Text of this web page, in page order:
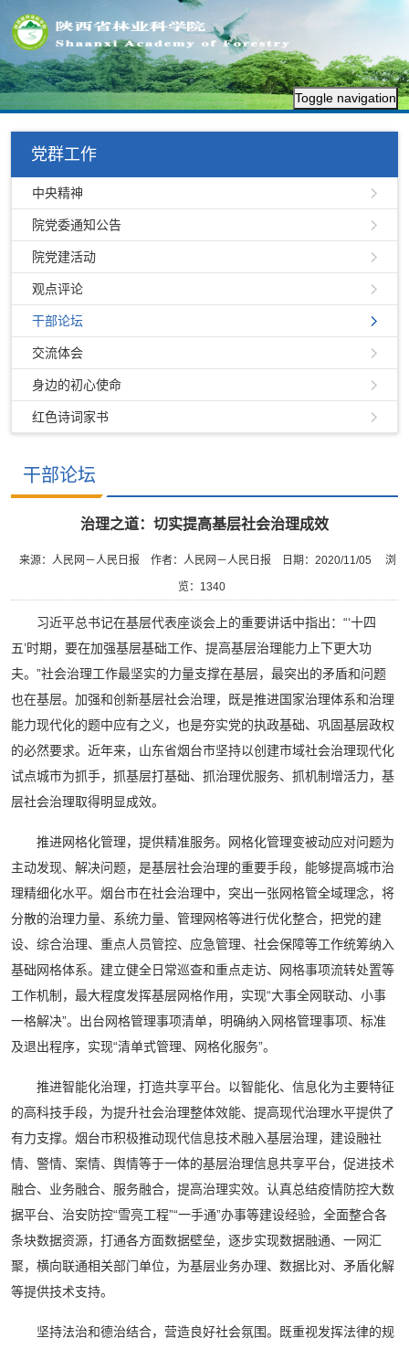
Toggle navigation
党群工作
中央精神
院党委通知公告
院党建活动
观点评论
干部论坛
交流体会
身边的初心使命
红色诗词家书
干部论坛
治理之道：切实提高基层社会治理成效
来源：人民网－人民日报 作者：人民网－人民日报 日期：2020/11/05 浏
览： 1340
习近平总书记在基层代表座谈会上的重要讲话中指出：“‘十四
五’时期，要在加强基层基础工作、提高基层治理能力上下更大功
夫。”社会治理工作最坚实的力量支撑在基层，最突出的矛盾和问题
也在基层。加强和创新基层社会治理，既是推进国家治理体系和治理
能力现代化的题中应有之义，也是夯实党的执政基础、巩固基层政权
的必然要求。近年来，山东省烟台市坚持以创建市域社会治理现代化
试点城市为抓手，抓基层打基础、抓治理优服务、抓机制增活力，基
层社会治理取得明显成效。
推进网格化管理，提供精准服务。网格化管理变被动应对问题为
主动发现、解决问题，是基层社会治理的重要手段，能够提高城市治
理精细化水平。烟台市在社会治理中，突出一张网格管全域理念，将
分散的治理力量、系统力量、管理网格等进行优化整合，把党的建
设、综合治理、重点人员管控、应急管理、社会保障等工作统筹纳入
基础网格体系。建立健全日常巡查和重点走访、网格事项流转处置等
工作机制，最大程度发挥基层网格作用，实现“大事全网联动、小事
一格解决”。出台网格管理事项清单，明确纳入网格管理事项、标准
及退出程序，实现“清单式管理、网格化服务”。
推进智能化治理，打造共享平台。以智能化、信息化为主要特征
的高科技手段，为提升社会治理整体效能、提高现代治理水平提供了
有力支撑。烟台市积极推动现代信息技术融入基层治理，建设融社
情、警情、案情、舆情等于一体的基层治理信息共享平台，促进技术
融合、业务融合、服务融合，提高治理实效。认真总结疫情防控大数
据平台、治安防控“雪亮工程”“一手通”办事等建设经验，全面整合各
条块数据资源，打通各方面数据壁垒，逐步实现数据融通、一网汇
聚，横向联通相关部门单位，为基层业务办理、数据比对、矛盾化解
等提供技术支持。
坚持法治和德治结合，营造良好社会氛围。既重视发挥法律的规